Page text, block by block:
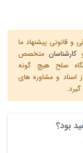
و قانونی پیشنهاد ما
کارشناسانمتخصص
صلح هیچ گونه
اسناد و مشاوره های
بود؟